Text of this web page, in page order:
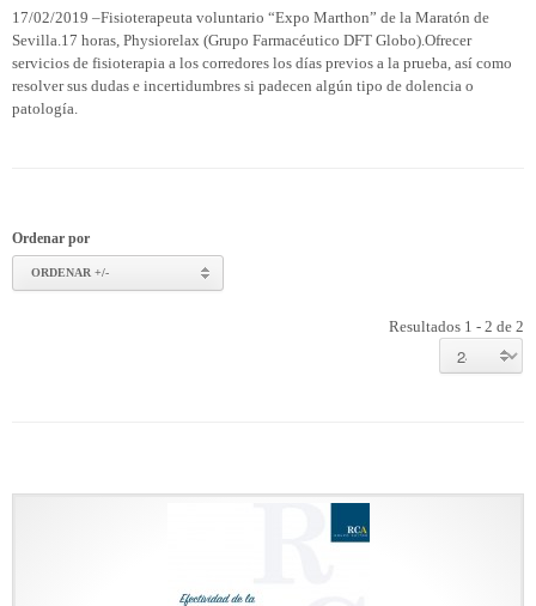
17/02/2019 –Fisioterapeuta voluntario “Expo Marthon” de la Maratón de
Sevilla.17 horas, Physiorelax (Grupo Farmacéutico DFT Globo).Ofrecer
servicios de fisioterapia a los corredores los días previos a la prueba, así como
resolver sus dudas e incertidumbres si padecen algún tipo de dolencia o
patología.
Ordenar por
ORDENAR +/-
Resultados 1 - 2 de 2